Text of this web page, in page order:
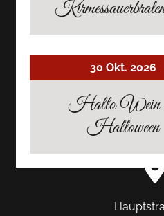
AUF
30 Okt. 2026
Hallo Wein
Halloween